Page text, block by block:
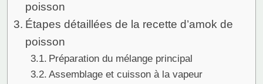
poisson
Étapes détaillées de la recette d’amok de
poisson
Préparation du mélange principal
Assemblage et cuisson à la vapeur